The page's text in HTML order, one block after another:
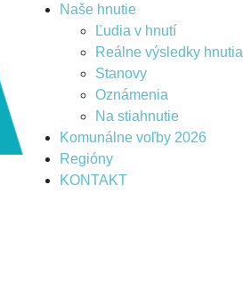
Naše hnutie
Ľudia v hnutí
Reálne výsledky hnutia
Stanovy
Oznámenia
Na stiahnutie
Komunálne voľby 2026
Regióny
KONTAKT